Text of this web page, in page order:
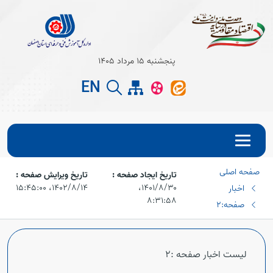
Open
Open
پنجشنبه 15 مرداد 1405
EN
صفحه اصلی
اخبار
صفحه:2
تاریخ ایجاد صفحه :
۱۴۰۱/۸/۳۰،‏
۸:۳۱:۵۸
تاریخ ویرایش صفحه :
۱۴۰۲/۸/۱۴،‏ ۱۵:۴۵:۰۰
لیست اخبار صفحه :2